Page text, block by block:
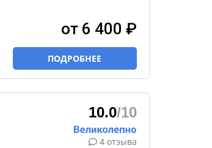
от 6 400 ₽
ПОДРОБНЕЕ
10.0/10
4 отзыва